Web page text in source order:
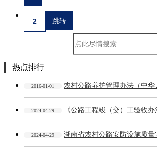
热点排行
2016-01-01 农村公路养护管理办法（中华
2024-04-29 《公路工程竣（交）工验收办
2024-04-29 湖南省农村公路安防设施质